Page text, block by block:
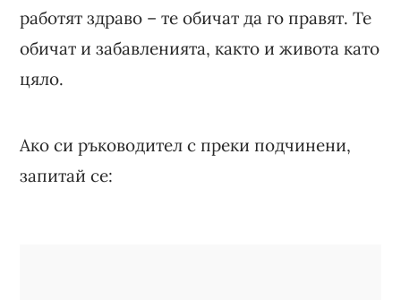
работят здраво – те обичат да го правят. Те
обичат и забавленията, както и живота като
цяло.
Ако си ръководител с преки подчинени,
запитай се: